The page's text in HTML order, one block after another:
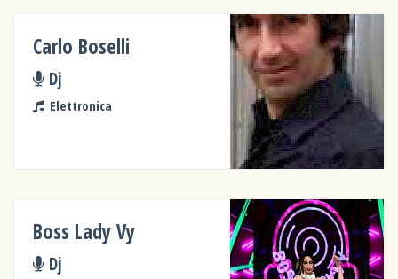
Carlo Boselli
Dj
Elettronica
Boss Lady Vy
Dj